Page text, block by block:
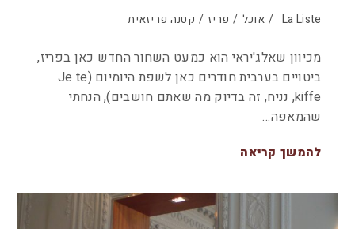
La Liste
/ אוכל / פריז / קטנה פריזאית
מכיוון שאלג'יראי הוא כמעט השחור החדש כאן בפריז,
ביטויים בערבית חודרים כאן לשפת היומיום (Je te
kiffe, נניח, זה בדיוק מה שאתם חושבים), הנחתי
שהמאפה…
להמשך קריאה